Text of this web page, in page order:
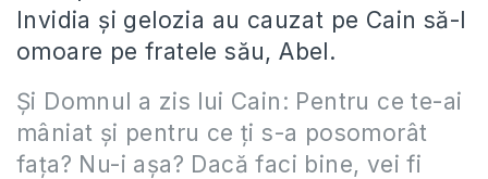
Invidia și gelozia au cauzat pe Cain să-l
omoare pe fratele său, Abel.
Și Domnul a zis lui Cain: Pentru ce te-ai
mâniat și pentru ce ți s-a posomorât
fața? Nu-i așa? Dacă faci bine, vei fi